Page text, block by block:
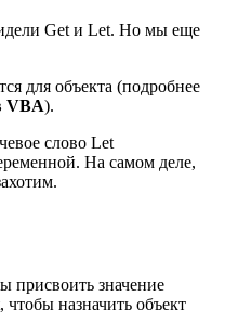
Get и Let. Но мы еще
для объекта (подробнее
VBA).
слово Let
На самом деле,
присвоить значение
назначить объект